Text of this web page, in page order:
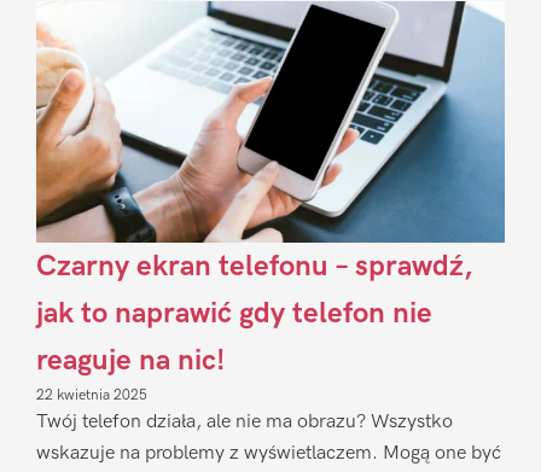
Czarny ekran telefonu – sprawdź,
jak to naprawić gdy telefon nie
reaguje na nic!
22 kwietnia 2025
Twój telefon działa, ale nie ma obrazu? Wszystko
wskazuje na problemy z wyświetlaczem. Mogą one być